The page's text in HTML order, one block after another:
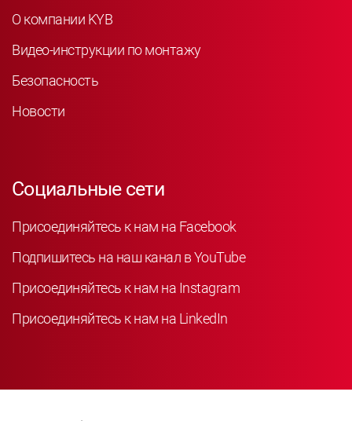
О компании KYB
Видео-инструкции по монтажу
Безопасность
Новости
Социальные сети
Присоединяйтесь к нам на Facebook
Подпишитесь на наш канал в YouTube
Присоединяйтесь к нам на Instagram
Присоединяйтесь к нам на LinkedIn